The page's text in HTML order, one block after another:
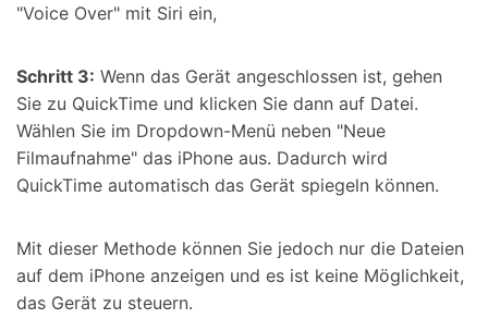
"Voice Over" mit Siri ein,
Schritt 3: Wenn das Gerät angeschlossen ist, gehen
Sie zu QuickTime und klicken Sie dann auf Datei.
Wählen Sie im Dropdown-Menü neben "Neue
Filmaufnahme" das iPhone aus. Dadurch wird
QuickTime automatisch das Gerät spiegeln können.
Mit dieser Methode können Sie jedoch nur die Dateien
auf dem iPhone anzeigen und es ist keine Möglichkeit,
das Gerät zu steuern.